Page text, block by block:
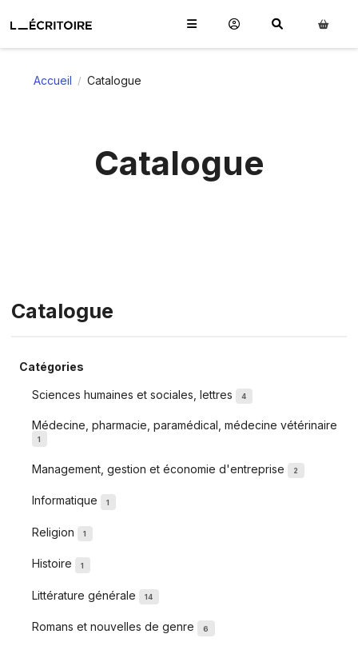
Accueil / Catalogue
Catalogue
Catalogue
Catégories
Sciences humaines et sociales, lettres 4
Médecine, pharmacie, paramédical, médecine vétérinaire
1
Management, gestion et économie d'entreprise 2
Informatique 1
Religion 1
Histoire 1
Littérature générale 14
Romans et nouvelles de genre 6